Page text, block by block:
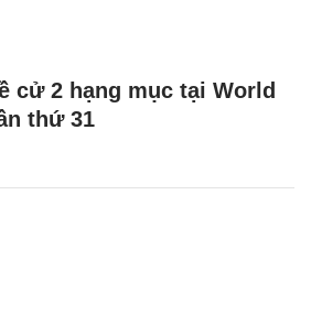
cử 2 hạng mục tại World
thứ 31